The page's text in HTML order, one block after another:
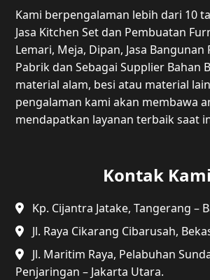
Kami berpengalaman lebih dari 10
Jasa Kitchen Set dan Pembuatan
Lemari, Meja, Dipan, Jasa Bangunan
Pabrik dan Sebagai Supplier Bahan
material alam, besi atau material
pengalaman kami akan membawa
mendapatkan layanan terbaik saat
Kontak Kami
Kp. Cijantra Jatake, Tangerang –
Jl. Raya Cikarang Cibarusah,
Jl. Maritim Raya, Pelabuhan
Penjaringan – Jakarta Utara.